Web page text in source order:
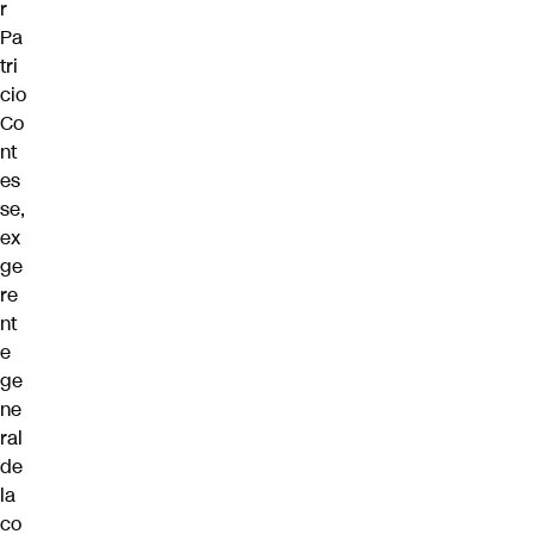
r
Pa
tri
cio
Co
nt
es
se,
ex
ge
re
nt
e
ge
ne
ral
de
la
co